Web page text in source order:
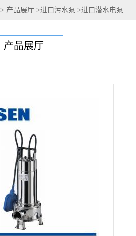
> 产品展厅 >进口污水泵 >进口潜水电泵
产品展厅